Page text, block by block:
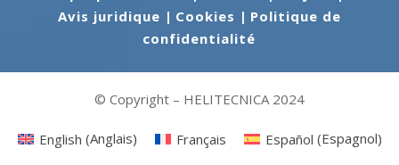
Avis juridique | Cookies | Politique de
confidentialité
© Copyright – HELITECNICA 2024
English (Anglais) Français Español (Espagnol)